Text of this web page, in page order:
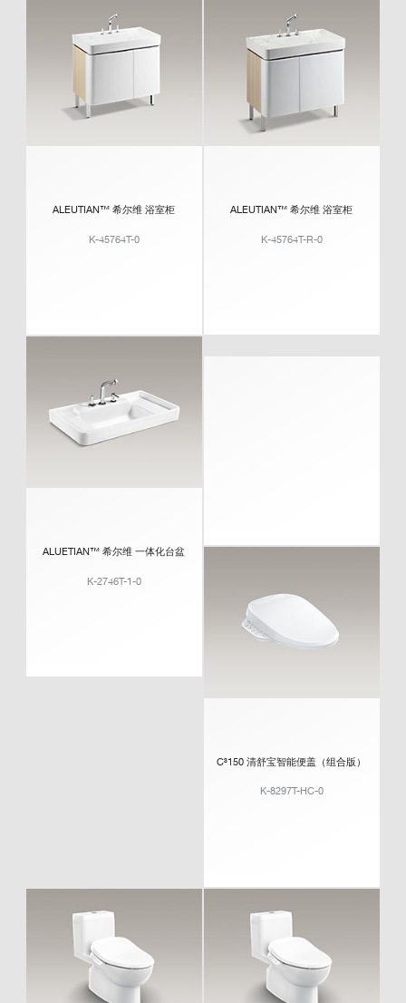
ALEUTIAN™ 希尔维 浴室柜
K-45764T-0
ALEUTIAN™ 希尔维 浴室柜
K-45764T-R-0
ALUETIAN™ 希尔维 一体化台盆
K-2746T-1-0
C³150 清舒宝智能便盖（组合版）
K-8297T-HC-0